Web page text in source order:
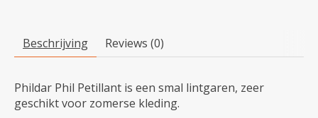
Beschrijving Reviews (0)
Phildar Phil Petillant is een smal lintgaren, zeer
geschikt voor zomerse kleding.